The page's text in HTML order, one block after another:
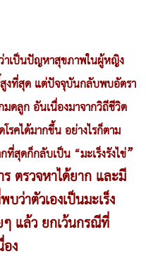
เป็นปัญหาสุขภาพในผู้หญิง
งที่สุด แต่ปัจจุบันกลับพบอัตรา
มดลูก อันเนื่องมาจากวิถีชีวิต
รคได้มากขึ้น อย่างไรก็ตาม
ที่สุดก็กลับเป็น “มะเร็งรังไข่”
ตรวจหาได้ยาก และมี
ว่าตัวเองเป็นมะเร็ง
แล้ว ยกเว้นกรณีที่
ง